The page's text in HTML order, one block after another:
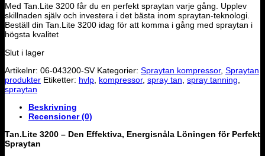
Med Tan.Lite 3200 får du en perfekt spraytan varje gång. Upplev
skillnaden själv och investera i det bästa inom spraytan-teknologi.
Beställ din Tan.Lite 3200 idag för att komma i gång med spraytan i
högsta kvalitet
Slut i lager
Artikelnr: 06-043200-SV Kategorier: Spraytan kompressor, Spraytan
produkter Etiketter: hvlp kompressor, spray tan spray tanning
spraytan
Beskrivning
Recensioner (0)
Tan.Lite 3200 – Den Effektiva, Energisnåla Löningen för Perfekt
Spraytan